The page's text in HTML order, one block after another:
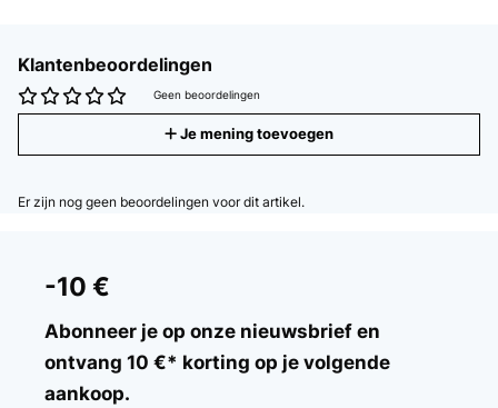
Klantenbeoordelingen
Geen beoordelingen
Je mening toevoegen
Er zijn nog geen beoordelingen voor dit artikel.
-10 €
Abonneer je op onze nieuwsbrief en
ontvang 10 €* korting op je volgende
aankoop.